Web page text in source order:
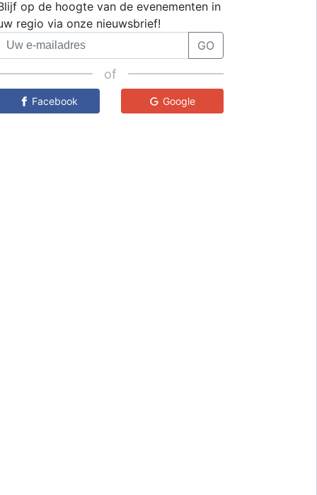
op de hoogte van de evenementen in
regio via onze nieuwsbrief!
GO
of
Facebook Google